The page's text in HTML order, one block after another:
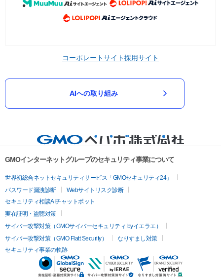
コーポレートサイト採用サイト
AIへの取り組み
GMOインターネットグループのセキュリティ事業について
世界初総合ネットセキュリティサービス「GMOセキュリティ24」
パスワード漏洩診断
Webサイトリスク診断
セキュリティ相談AIチャットボット
実在証明・盗聴対策
サイバー攻撃対策（GMOサイバーセキュリティ byイエラエ）
サイバー攻撃対策（GMO Flatt Security）
なりすまし対策
セキュリティ事業の軌跡